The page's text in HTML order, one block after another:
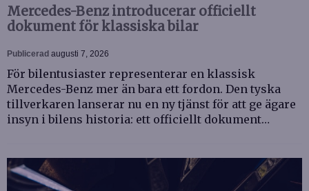
Mercedes-Benz introducerar officiellt
dokument för klassiska bilar
Publicerad augusti 7, 2026
För bilentusiaster representerar en klassisk
Mercedes-Benz mer än bara ett fordon. Den tyska
tillverkaren lanserar nu en ny tjänst för att ge ägare
insyn i bilens historia: ett officiellt dokument…